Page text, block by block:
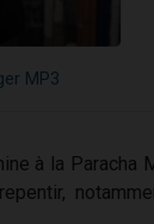
MP3
à la Paracha